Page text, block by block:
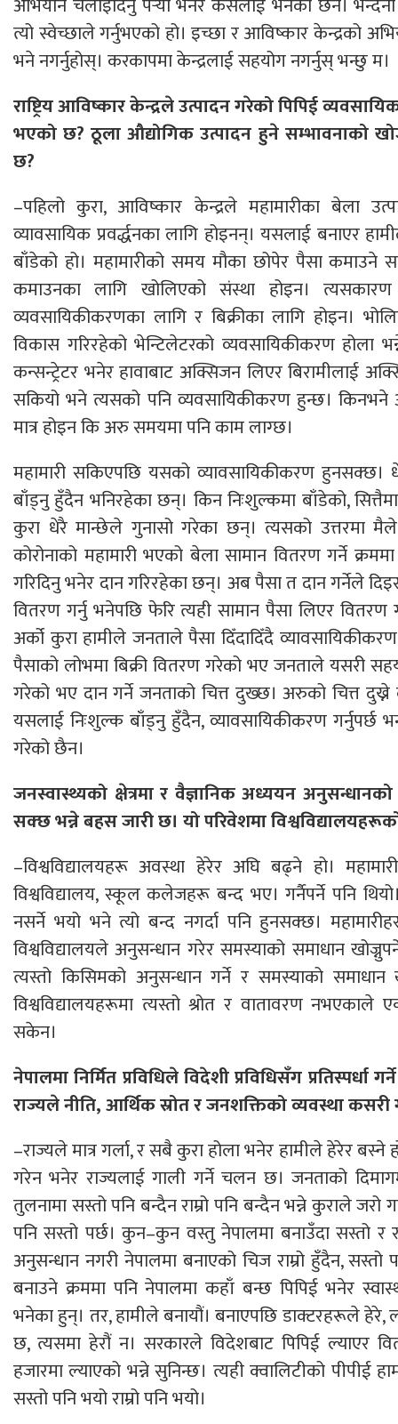
त्यो स्वेच्छाले गर्नुभएको हो। इच्छा र आविष्कार केन्द्रको
भने नगर्नुहोस्। करकापमा केन्द्रलाई सहयोग नगर्नुस् भन्छु म।
राष्ट्रिय आविष्कार केन्द्रले उत्पादन गरेको पिपिई
भएको छ? ठूला औद्योगिक उत्पादन हुने सम्भावनाको
छ?
–पहिलो कुरा, आविष्कार केन्द्रले महामारीका बेला
व्यावसायिक प्रवर्द्धनका लागि होइनन्। यसलाई बनाएर
बाँडेको हो। महामारीको समय मौका छोपेर पैसा कमाउने
कमाउनका लागि खोलिएको संस्था होइन।
व्यवसायिकीकरणका लागि र बिक्रीका लागि होइन।
विकास गरिरहेको भेन्टिलेटरको व्यवसायिकीकरण होला
कन्सन्ट्रेटर भनेर हावाबाट अक्सिजन लिएर बिरामीलाई
सकियो भने त्यसको पनि व्यवसायिकीकरण हुन्छ। किनभने
मात्र होइन कि अरु समयमा पनि काम लाग्छ।
महामारी सकिएपछि यसको व्यावसायिकीकरण
बाँड्नु हुँदैन भनिरहेका छन्। किन निःशुल्कमा बाँडेको,
कुरा धेरै मान्छेले गुनासो गरेका छन्। त्यसको उत्तरमा
कोरोनाको महामारी भएको बेला सामान वितरण गर्ने
गरिदिनु भनेर दान गरिरहेका छन्। अब पैसा त दान गर्नेले
वितरण गर्नु भनेपछि फेरि त्यही सामान पैसा लिएर
अर्को कुरा हामीले जनताले पैसा दिँदादिँदै
पैसाको लोभमा बिक्री वितरण गरेको भए जनताले यसरी
गरेको भए दान गर्ने जनताको चित्त दुख्छ। अरुको चित्त
यसलाई निःशुल्क बाँड्नु हुँदैन, व्यावसायिकीकरण
गरेको छैन।
जनस्वास्थ्यको क्षेत्रमा र वैज्ञानिक अध्ययन अनुसन्धानको
सक्छ भन्ने बहस जारी छ। यो परिवेशमा
–विश्वविद्यालयहरू अवस्था हेरेर अघि बढ्ने हो।
विश्वविद्यालय, स्कूल कलेजहरू बन्द भए। गर्नैपर्ने पनि
नसर्ने भयो भने त्यो बन्द नगर्दा पनि हुनसक्छ।
विश्वविद्यालयले अनुसन्धान गरेर समस्याको समाधान
त्यस्तो किसिमको अनुसन्धान गर्ने र समस्याको समाधान
विश्वविद्यालयहरूमा त्यस्तो श्रोत र वातावरण
सकेन।
नेपालमा निर्मित प्रविधिले विदेशी प्रविधिसँग
राज्यले नीति, आर्थिक स्रोत र जनशक्तिको व्यवस्था
–राज्यले मात्र गर्ला, र सबै कुरा होला भनेर हामीले हेरेर
गरेन भनेर राज्यलाई गाली गर्ने चलन छ। जनताको
तुलनामा सस्तो पनि बन्दैन राम्रो पनि बन्दैन भन्ने कुराले
पनि सस्तो पर्छ। कुन–कुन वस्तु नेपालमा बनाउँदा सस्तो र
अनुसन्धान नगरी नेपालमा बनाएको चिज राम्रो हुँदैन,
बनाउने क्रममा पनि नेपालमा कहाँ बन्छ पिपिई भनेर
भनेका हुन्। तर, हामीले बनायौं। बनाएपछि डाक्टरहरूले हेरे,
छ, त्यसमा हेरौं न। सरकारले विदेशबाट पिपिई ल्याएर
हजारमा ल्याएको भन्ने सुनिन्छ। त्यही क्वालिटीको पीपीई
सस्तो पनि भयो राम्रो पनि भयो।